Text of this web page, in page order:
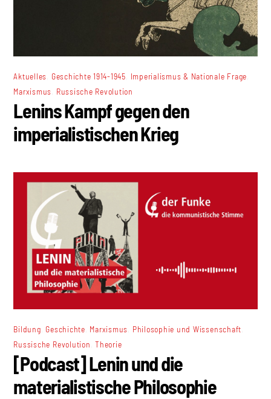
Aktuelles Geschichte 1914-1945 Imperialismus & Nationale Frage
Marxismus Russische Revolution
Lenins Kampf gegen den
imperialistischen Krieg
Bildung Geschichte Marxismus Philosophie und Wissenschaft
Russische Revolution ,Theorie
[Podcast] Lenin und die
materialistische Philosophie